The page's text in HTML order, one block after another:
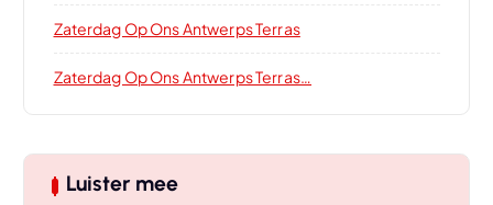
Zaterdag Op Ons Antwerps Terras
Zaterdag Op Ons Antwerps Terras…
Luister mee